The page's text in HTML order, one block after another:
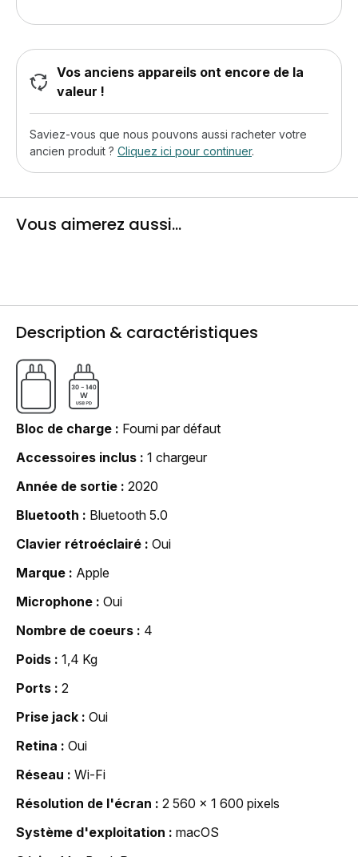
Vos anciens appareils ont encore de la
valeur !
Saviez-vous que nous pouvons aussi racheter votre
ancien produit ? Cliquez ici pour continuer.
Vous aimerez aussi...
Description & caractéristiques
Bloc de charge
Fourni par défaut
Accessoires inclus
1 chargeur
Année de sortie
2020
Bluetooth
Bluetooth 5.0
Clavier rétroéclairé
Oui
Marque
Apple
Microphone
Oui
Nombre de coeurs
4
Poids
1,4 Kg
Ports
2
Prise jack
Oui
Retina
Oui
Réseau
Wi-Fi
Résolution de l'écran
2 560 x 1 600 pixels
Système d'exploitation
macOS